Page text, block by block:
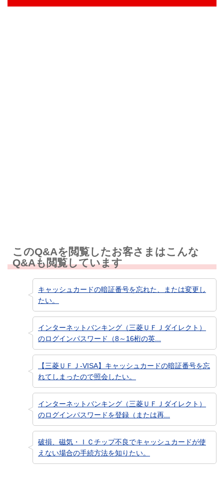
このQ&Aを閲覧したお客さまはこんな
Q&Aも閲覧しています
キャッシュカードの暗証番号を忘れた、または変更し
たい。
インターネットバンキング（三菱ＵＦＪダイレクト）
のログインパスワード（8～16桁の英...
【三菱ＵＦＪ-VISA】キャッシュカードの暗証番号を忘
れてしまったので照会したい。
インターネットバンキング（三菱ＵＦＪダイレクト）
のログインパスワードを登録（または再...
破損、磁気・ＩＣチップ不良でキャッシュカードが使
えない場合の手続方法を知りたい。